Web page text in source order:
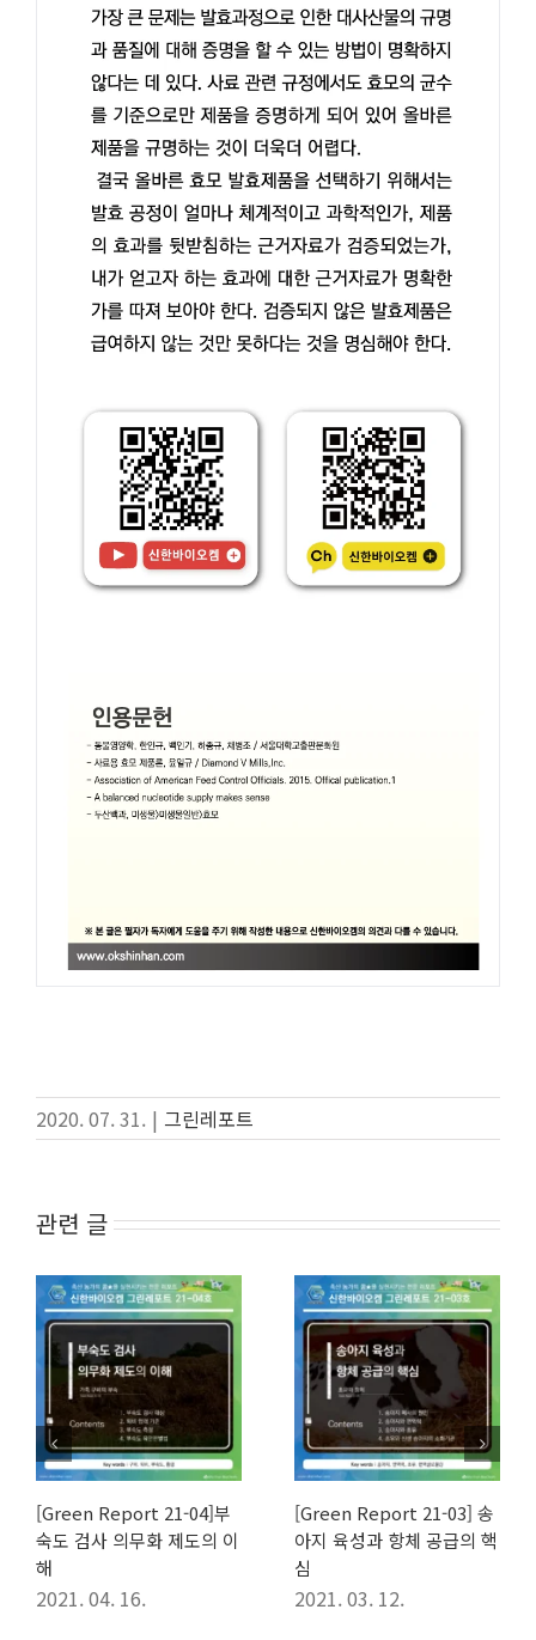
2020. 07. 31. | 그린레포트
관련 글
핵
[Green Report 21-02] 이
유자돈의 단백질 공급원으
2021. 02. 05.
[Green Report 21-12]
구온난화와 한국축산